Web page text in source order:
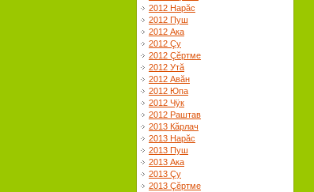
2012 Нарăс
2012 Пуш
2012 Ака
2012 Çу
2012 Çĕртме
2012 Утă
2012 Авăн
2012 Юпа
2012 Чÿк
2012 Раштав
2013 Кăрлач
2013 Нарăс
2013 Пуш
2013 Ака
2013 Çу
2013 Çĕртме